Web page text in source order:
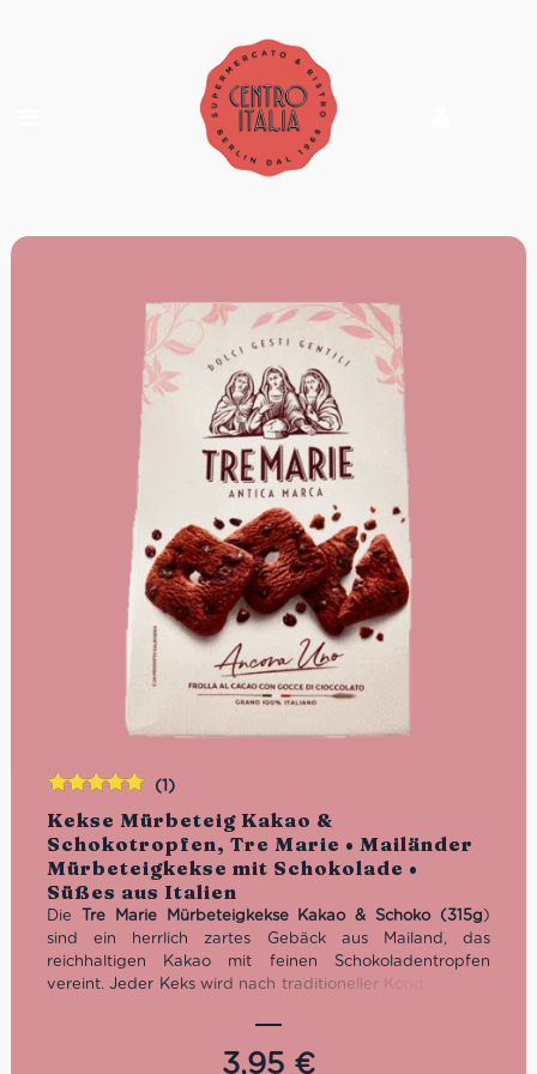
Kekse Mürbeteig Kakao &
Schokotropfen, Tre Marie • Mailänder
Mürbeteigkekse mit Schokolade •
Süßes aus Italien
(1)
Die Tre Marie Mürbeteigkekse Kakao & Schoko (315g)
sind ein herrlich zartes Gebäck aus Mailand, das
reichhaltigen Kakao mit feinen Schokoladentropfen
vereint. Jeder Keks wird nach traditioneller Konditorkunst
Textur und einem intensiven, schokoladigen Aroma. Ideal
zum Kaffee, für die kleine Auszeit oder als besondere
3,95 €
Bewertet
mit5.00von
5